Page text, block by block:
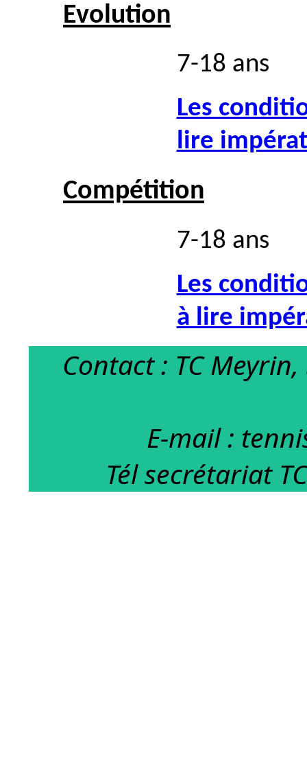
Evolution
7-18 ans
Les
lire
Compétition
7-18 ans
Les
à lire
Contact : TC
E-mail :
Tél secrétariat